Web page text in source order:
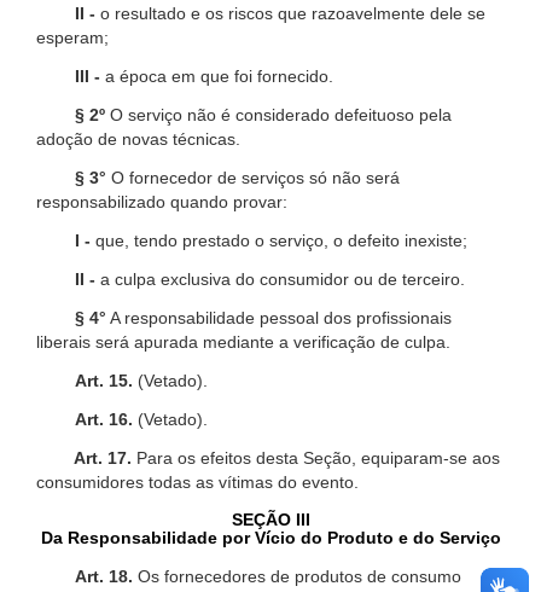
II - o resultado e os riscos que razoavelmente dele se
esperam;
III - a época em que foi fornecido.
§ 2º O serviço não é considerado defeituoso pela
adoção de novas técnicas.
§ 3° O fornecedor de serviços só não será
responsabilizado quando provar:
I - que, tendo prestado o serviço, o defeito inexiste;
II - a culpa exclusiva do consumidor ou de terceiro.
§ 4° A responsabilidade pessoal dos profissionais
liberais será apurada mediante a verificação de culpa.
Art. 15. (Vetado).
Art. 16. (Vetado).
Art. 17. Para os efeitos desta Seção, equiparam-se aos
consumidores todas as vítimas do evento.
SEÇÃO III
Da Responsabilidade por Vício do Produto e do Serviço
Art. 18. Os fornecedores de produtos de consumo